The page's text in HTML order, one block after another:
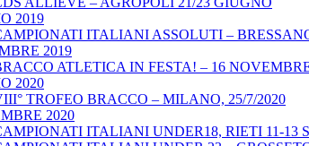
2019
ITALIANI ASSOLUTI –
2019
ATLETICA IN FESTA! – 16
2020
TROFEO BRACCO – MILANO, 25/7/2020
2020
ITALIANI UNDER18, RIETI 11-13